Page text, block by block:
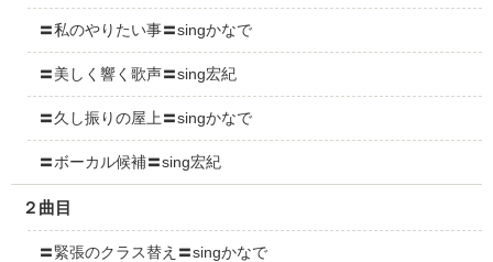
〓私のやりたい事〓singかなで
〓美しく響く歌声〓sing宏紀
〓久し振りの屋上〓singかなで
〓ボーカル候補〓sing宏紀
２曲目
〓緊張のクラス替え〓singかなで